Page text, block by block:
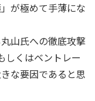
が極めて手薄にな
山氏への徹底攻撃
しくはベントレー
な要因であると思